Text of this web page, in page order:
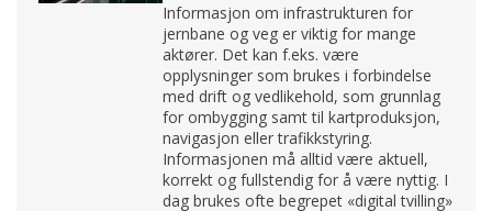
Informasjon om infrastrukturen for
jernbane og veg er viktig for mange
aktører. Det kan f.eks. være
opplysninger som brukes i forbindelse
med drift og vedlikehold, som grunnlag
for ombygging samt til kartproduksjon,
navigasjon eller trafikkstyring.
Informasjonen må alltid være aktuell,
korrekt og fullstendig for å være nyttig. I
dag brukes ofte begrepet «digital tvilling»